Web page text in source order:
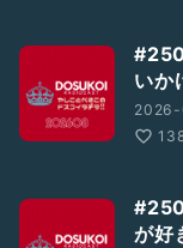
いか
が好